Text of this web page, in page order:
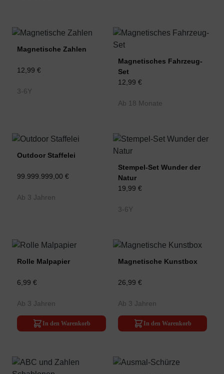
Magnetische Zahlen
12,99 €
3-6Y
Magnetisches Fahrzeug-
Set
12,99 €
Ab 18 Monate
Outdoor Staffelei
99.999.999,00 €
Ab 3 Jahren
Stempel-Set Wunder der
Natur
19,99 €
3-6Y
Rolle Malpapier
6,99 €
Ab 3 Jahren
In den Warenkorb
Magnetische Kunstbox
26,99 €
Ab 3 Jahren
In den Warenkorb